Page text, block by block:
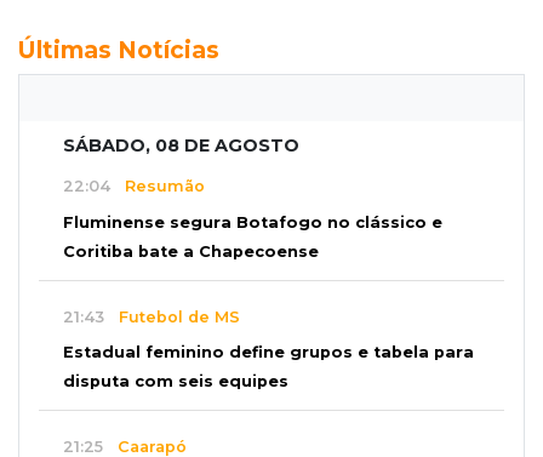
Últimas Notícias
SÁBADO, 08 DE AGOSTO
22:04 Resumão
Fluminense segura Botafogo no clássico e
Coritiba bate a Chapecoense
21:43 Futebol de MS
Estadual feminino define grupos e tabela para
disputa com seis equipes
21:25 Caarapó